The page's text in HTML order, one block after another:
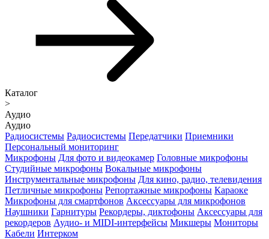
Каталог
>
Аудио
Аудио
Радиосистемы Радиосистемы Передатчики Приемники
Персональный мониторинг
Микрофоны Для фото и видеокамер Головные микрофоны
Студийные микрофоны Вокальные микрофоны
Инструментальные микрофоны Для кино, радио, телевидения
Петличные микрофоны Репортажные микрофоны Караоке
Микрофоны для смартфонов Аксессуары для микрофонов
Наушники Гарнитуры Рекордеры, диктофоны Аксессуары для
рекордеров Аудио- и MIDI-интерфейсы Микшеры Мониторы
Кабели Интерком